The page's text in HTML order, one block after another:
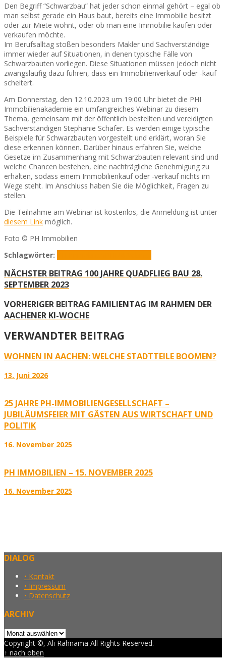
Den Begriff “Schwarzbau” hat jeder schon einmal gehört – egal ob
man selbst gerade ein Haus baut, bereits eine Immobilie besitzt
oder zur Miete wohnt, oder ob man eine Immobilie kaufen oder
verkaufen möchte.
Im Berufsalltag stoßen besonders Makler und Sachverständige
immer wieder auf Situationen, in denen typische Fälle von
Schwarzbauten vorliegen. Diese Situationen müssen jedoch nicht
zwangsläufig dazu führen, dass ein Immobilienverkauf oder -kauf
scheitert.
Am Donnerstag, den 12.10.2023 um 19:00 Uhr bietet die PHI
Immobilienakademie ein umfangreiches Webinar zu diesem
Thema, gemeinsam mit der öffentlich bestellten und vereidigten
Sachverständigen Stephanie Schäfer. Es werden einige typische
Beispiele für Schwarzbauten vorgestellt und erklärt, woran Sie
diese erkennen können. Darüber hinaus erfahren Sie, welche
Gesetze im Zusammenhang mit Schwarzbauten relevant sind und
welche Chancen bestehen, eine nachträgliche Genehmigung zu
erhalten, sodass einem Immobilienkauf oder -verkauf nichts im
Wege steht. Im Anschluss haben Sie die Möglichkeit, Fragen zu
stellen.
Die Teilnahme am Webinar ist kostenlos, die Anmeldung ist unter
diesem Link möglich.
Foto © PH Immobilien
Schlagwörter:
NÄCHSTER BEITRAG 100 JAHRE QUADFLIEG BAU 28.
SEPTEMBER 2023
VORHERIGER BEITRAG FAMILIENTAG IM RAHMEN DER
AACHENER KI-WOCHE
VERWANDTER BEITRAG
WOHNEN IN AACHEN: WELCHE STADTTEILE BOOMEN?
13. Juni 2026
25 JAHRE PH-IMMOBILIENGESELLSCHAFT –
JUBILÄUMSFEIER MIT GÄSTEN AUS WIRTSCHAFT UND
POLITIK
16. November 2025
PH IMMOBILIEN – 15. NOVEMBER 2025
16. November 2025
DIALOG
• Kontakt
• Impressum
• Datenschutz
ARCHIV
Archiv
Copyright ©, Ali Rahnama All Rights Reserved.
↑ nach oben